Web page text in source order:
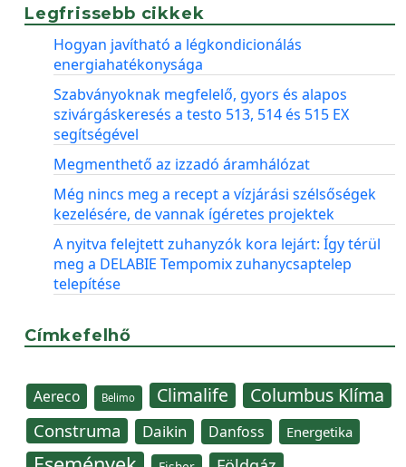
Legfrissebb cikkek
Hogyan javítható a légkondicionálás
energiahatékonysága
Szabványoknak megfelelő, gyors és alapos
szivárgáskeresés a testo 513, 514 és 515 EX
segítségével
Megmenthető az izzadó áramhálózat
Még nincs meg a recept a vízjárási szélsőségek
kezelésére, de vannak ígéretes projektek
A nyitva felejtett zuhanyzók kora lejárt: Így térül
meg a DELABIE Tempomix zuhanycsaptelep
telepítése
Címkefelhő
Aereco Belimo Climalife Columbus Klíma
Construma Daikin Danfoss Energetika